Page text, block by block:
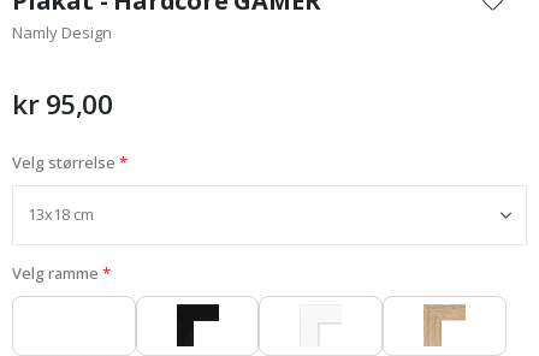
begynnelsen
av
Namly Design
kr 95,00
Velg størrelse
Velg ramme